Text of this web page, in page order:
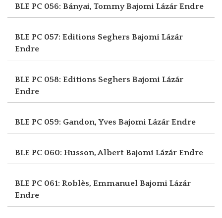
BLE PC 056: Bányai, TommyBajomi Lázár Endre
BLE PC 057: Editions Seghers Bajomi Lázár
Endre
BLE PC 058: Editions Seghers Bajomi Lázár
Endre
BLE PC 059: Gandon, Yves Bajomi Lázár Endre
BLE PC 060: Husson, Albert Bajomi Lázár Endre
BLE PC 061: Roblès, Emmanuel Bajomi Lázár
Endre